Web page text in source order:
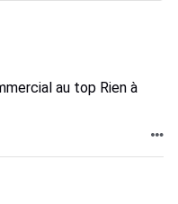
au top Rien à